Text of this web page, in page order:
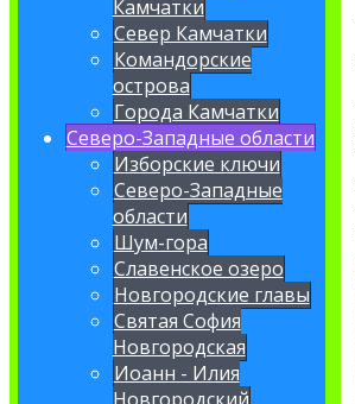
Камчатки
Север Камчатки
Командорские
острова
Города Камчатки
Северо-Западные области
Изборские ключи
Северо-Западные
области
Шум-гора
Славенское озеро
Новгородские главы
Святая София
Новгородская
Иоанн - Илия